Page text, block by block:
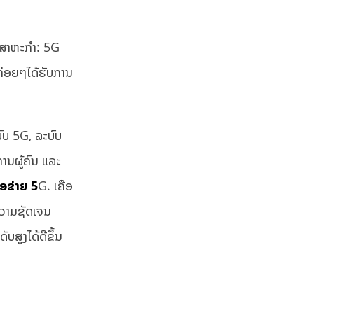
ຫະກໍາ: 5G
ອຍໆໄດ້ຮັບການ
5G, ລະບົບ
ານຜູ້ຄົນ ແລະ
ຂ່າຍ 5G. ເຄືອ
ມຊັດເຈນ
ບສູງໄດ້ດີຂຶ້ນ